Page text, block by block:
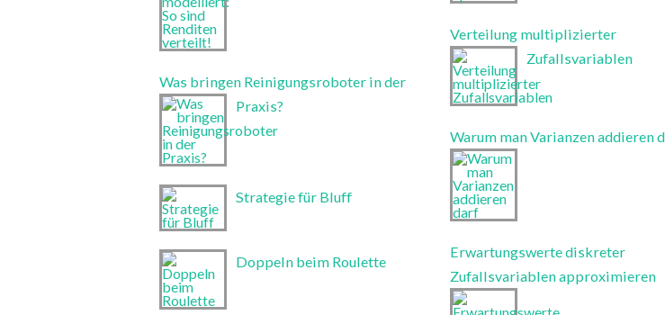
Was bringen Reinigungsroboter in der
Praxis?
Strategie für Bluff
Doppeln beim Roulette
Verteilung multiplizierter
Zufallsvariablen
Warum man Varianzen addieren
Erwartungswerte diskreter
Zufallsvariablen approximieren